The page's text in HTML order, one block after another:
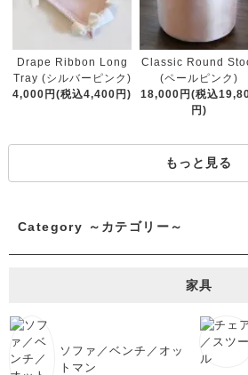
Drape Ribbon Long
Tray (シルバーピンク)
4,000円(税込4,400円)
Classic Round
(ペールピンク)
18,000円(税込
円)
もっと見る
Category ～カテゴリー～
家具
ソファ／ベンチ／オッ
トマン